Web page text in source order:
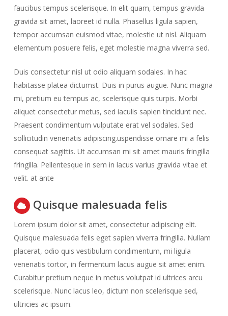
faucibus tempus scelerisque. In elit quam, tempus gravida
gravida sit amet, laoreet id nulla. Phasellus ligula sapien,
tempor accumsan euismod vitae, molestie ut nisl. Aliquam
elementum posuere felis, eget molestie magna viverra sed.
Duis consectetur nisl ut odio aliquam sodales. In hac
habitasse platea dictumst. Duis in purus augue. Nunc magna
mi, pretium eu tempus ac, scelerisque quis turpis. Morbi
aliquet consectetur metus, sed iaculis sapien tincidunt nec.
Praesent condimentum vulputate erat vel sodales. Sed
sollicitudin venenatis adipiscing.uspendisse ornare mi a felis
consequat sagittis. Ut accumsan mi sit amet mauris fringilla
fringilla. Pellentesque in sem in lacus varius gravida vitae et
velit. at ante
Quisque malesuada felis
Lorem ipsum dolor sit amet, consectetur adipiscing elit.
Quisque malesuada felis eget sapien viverra fringilla. Nullam
placerat, odio quis vestibulum condimentum, mi ligula
venenatis tortor, in fermentum lacus augue sit amet enim.
Curabitur pretium neque in metus volutpat id ultrices arcu
scelerisque. Nunc lacus leo, dictum non scelerisque sed,
ultricies ac ipsum.